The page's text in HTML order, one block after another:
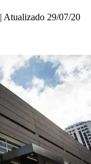
| Atualizado 29/07/20